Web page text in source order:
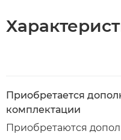
Приобретается
комплектации
Приобретаются